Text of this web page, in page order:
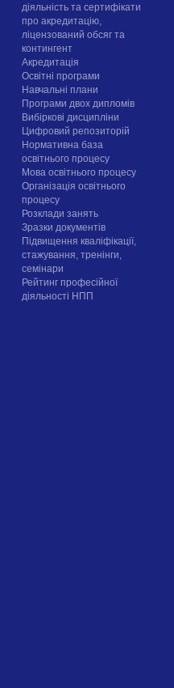
діяльність та сертифікати
про акредитацію,
ліцензований обсяг та
контингент
Акредитація
Освітні програми
Навчальні плани
Програми двох дипломів
Вибіркові дисципліни
Цифровий репозиторій
Нормативна база
освітнього процесу
Мова освітнього процесу
Організація освітнього
процесу
Розклади занять
Зразки документів
Підвищення кваліфікації,
стажування, тренінги,
семінари
Рейтинг професійної
діяльності НПП